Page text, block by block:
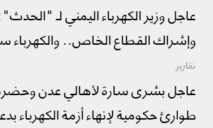
عاجل وزير الكهرباء اليمني لـ
وإشراك القطاع الخاص.. والكهرباء
تقارير
عاجل بشرى سارة لأهالي عدن
طوارئ حكومية لإنهاء أزمة